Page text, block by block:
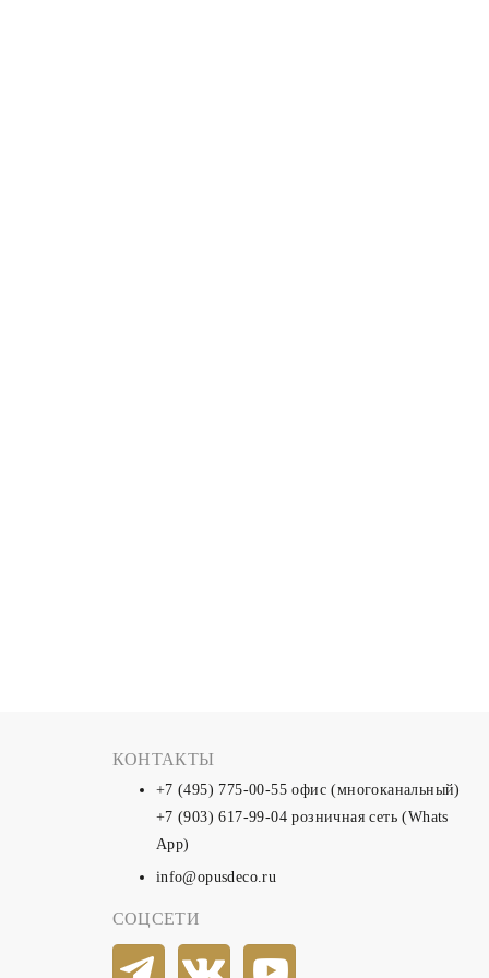
КОНТАКТЫ
+7 (495) 775-00-55 офис (многоканальный)
+7 (903) 617-99-04 розничная сеть (Whats
App)
info@opusdeco.ru
СОЦСЕТИ